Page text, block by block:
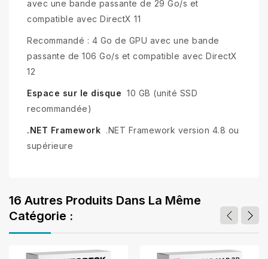
avec une bande passante de 29 Go/s et
compatible avec DirectX 11
Recommandé : 4 Go de GPU avec une bande
passante de 106 Go/s et compatible avec DirectX
12
Espace sur le disque 10 GB (unité SSD
recommandée)
.NET Framework .NET Framework version 4.8 ou
supérieure
16 Autres Produits Dans La Même
Catégorie :